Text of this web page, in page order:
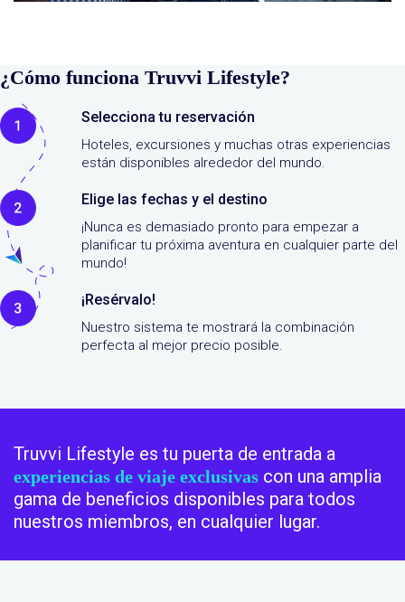
¿Cómo funciona Truvvi Lifestyle?
Selecciona tu reservación
Hoteles, excursiones y muchas otras experiencias
están disponibles alrededor del mundo.
Elige las fechas y el destino
¡Nunca es demasiado pronto para empezar a
planificar tu próxima aventura en cualquier parte del
mundo!
¡Resérvalo!
Nuestro sistema te mostrará la combinación
perfecta al mejor precio posible.
Truvvi Lifestyle es tu puerta de entrada a
experiencias de viaje exclusivas con una amplia
gama de beneficios disponibles para todos
nuestros miembros, en cualquier lugar.